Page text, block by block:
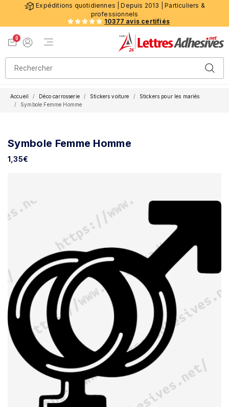
Expéditions quotidiennes | Depuis 2013 | Particuliers &
professionnels
10377 avis certifiés
0
Menu de navigation
Accueil Déco carrosserie Stickers voiture
Stickers pour les mariés
Symbole Femme Homme
Symbole Femme Homme
1,35€